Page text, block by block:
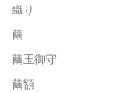
織り
繭
繭玉御守
繭額